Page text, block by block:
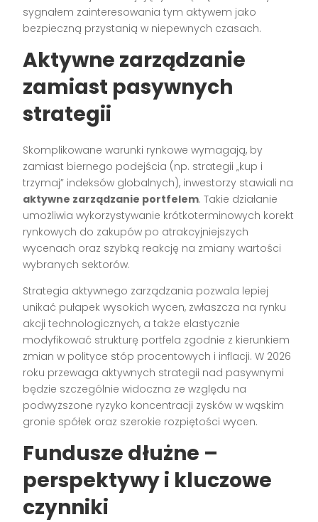
sygnałem zainteresowania tym aktywem jako
bezpieczną przystanią w niepewnych czasach.
Aktywne zarządzanie
zamiast pasywnych
strategii
Skomplikowane warunki rynkowe wymagają, by
zamiast biernego podejścia (np. strategii „kup i
trzymaj” indeksów globalnych), inwestorzy stawiali na
aktywne zarządzanie portfelem. Takie działanie
umożliwia wykorzystywanie krótkoterminowych korekt
rynkowych do zakupów po atrakcyjniejszych
wycenach oraz szybką reakcję na zmiany wartości
wybranych sektorów.
Strategia aktywnego zarządzania pozwala lepiej
unikać pułapek wysokich wycen, zwłaszcza na rynku
akcji technologicznych, a także elastycznie
modyfikować strukturę portfela zgodnie z kierunkiem
zmian w polityce stóp procentowych i inflacji. W 2026
roku przewaga aktywnych strategii nad pasywnymi
będzie szczególnie widoczna ze względu na
podwyższone ryzyko koncentracji zysków w wąskim
gronie spółek oraz szerokie rozpiętości wycen.
Fundusze dłużne –
perspektywy i kluczowe
czynniki